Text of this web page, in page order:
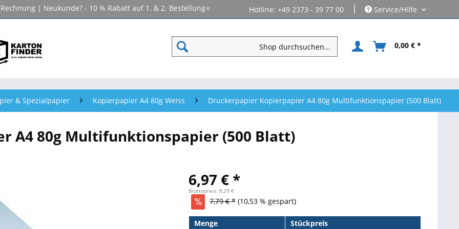
| Neukunde? - 10 % Rabatt auf 1. & 2. Bestellung⭐ Hotline: +49 2373 - 39 77 00 | Service/Hilfe
0,00 € *
& Spezialpapier Kopierpapier A4 80g Weiss Druckerpapier Kopierpapier A4 80g Multifunktionspapier (500 Blatt)
A4 80g Multifunktionspapier (500 Blatt)
6,97 € *
Bruttopreis: 8,29 €
7,79 € * (10,53 % gespart)
Menge
Stückpreis